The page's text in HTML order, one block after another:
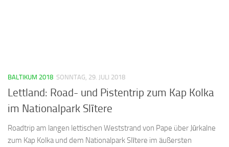
BALTIKUM 2018 SONNTAG, 29. JULI 2018
Lettland: Road- und Pistentrip zum Kap Kolka
im Nationalpark Slītere
Roadtrip am langen lettischen Weststrand von Pape über Jūrkalne
zum Kap Kolka und dem Nationalpark Slītere im äußersten